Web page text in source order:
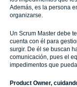
Además, es la persona
organizarse.
Un Scrum Master debe
cuenta con él para
surgir. De él se buscan
comunicación, pues el
impedimentos que
Product Owner,